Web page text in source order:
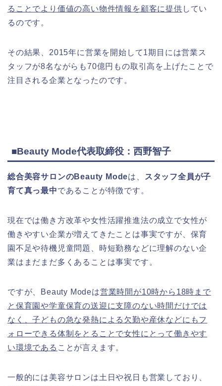
ることでより価値の高い物件情報を顧客に提供 してい
るのです。
その結果、2015年に営業を開始して1期目には営業ス
タッフが8名ながらも70億円もの取引高を上げたことで
注目される企業となったのです。
■Beauty Mode代表取締役：西野智子
総合美容サロンのBeauty Modeは、
スタッフ全員が子
育て真っ最中であることが特徴です。
現在では働き方改革や女性活躍推進法の成立で女性が
働きやすい企業が増えてきたことは事実ですが、保育
園不足や待機児童問題、時短勤務などに理解のない企
業はまだまだ多くあることは事実です。
ですが、Beauty Modeは営業時間が10時から18時まで
と保育園や学童保育の送迎に支障のない時間だけでは
なく、子どもの急な発熱による欠勤や産休などにもフ
ォローできる体制をとることで女性にとって働きやす
い環境である ことが言えます。
一般的には美容サロンは土日や祝日も営業しており、